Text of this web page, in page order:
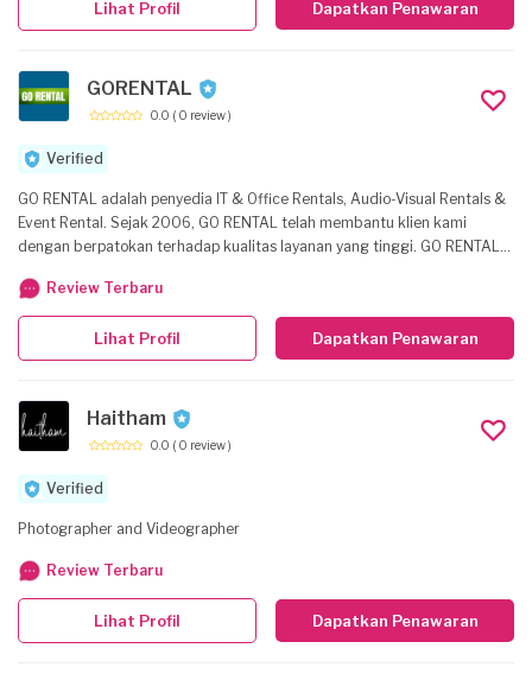
Dapatkan Penawaran
Lihat Profil
GORENTAL
0.0 ( 0 review )
Verified
GO RENTAL adalah penyedia IT & Office Rentals, Audio-Visual Rentals &
Event Rental. Sejak 2006, GO RENTAL telah membantu klien kami
dengan berpatokan terhadap kualitas layanan yang tinggi. GO RENTAL
hardware dengan teknologi terbaik. Dengan VISI tersebut pada benak
kami, percayakan bisnis Anda dengan menghubungi sales kami yang
ramah dan berpengalaman. Lalu, dengan Prosedur Quality Check kami
untuk memastikan kualitas layanan IT & Office Rental, Audio-Visual
Review Terbaru
Dapatkan Penawaran
Lihat Profil
Haitham
0.0 ( 0 review )
Verified
Photographer and Videographer
Review Terbaru
Dapatkan Penawaran
Lihat Profil